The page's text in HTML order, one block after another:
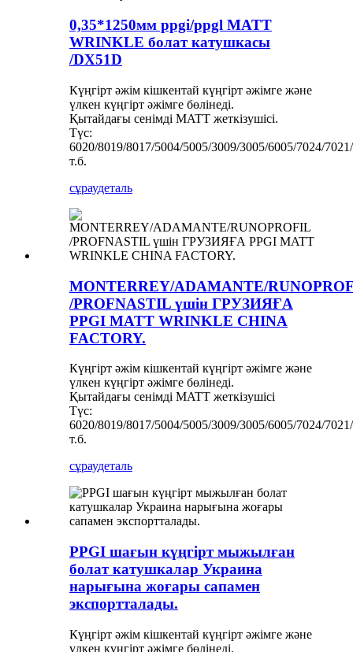
0,35*1250мм ppgi/ppgl MATT
WRINKLE болат катушкасы
/DX51D
Күңгірт әжім кішкентай күңгірт әжімге және
үлкен күңгірт әжімге бөлінеді.
Қытайдағы сенімді MATT жеткізушісі.
Түс:
6020/8019/8017/5004/5005/3009/3005/6005/7024/
т.б.
сұраудеталь
MONTERREY/ADAMANTE/
/PROFNASTIL үшін ГРУЗИЯҒА
PPGI MATT WRINKLE CHINA
FACTORY.
Күңгірт әжім кішкентай күңгірт әжімге және
үлкен күңгірт әжімге бөлінеді.
Қытайдағы сенімді MATT жеткізушісі
Түс:
6020/8019/8017/5004/5005/3009/3005/6005/7024/
т.б.
сұраудеталь
PPGI шағын күңгірт мыжылған
болат катушкалар Украина
нарығына жоғары сапамен
экспортталады.
Күңгірт әжім кішкентай күңгірт әжімге және
үлкен күңгірт әжімге бөлінеді.